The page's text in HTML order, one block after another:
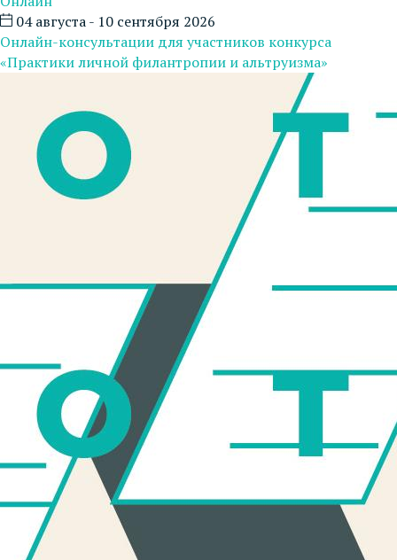
04 августа - 10 сентября 2026
Онлайн-консультации для участников конкурса
«Практики личной филантропии и альтруизма»